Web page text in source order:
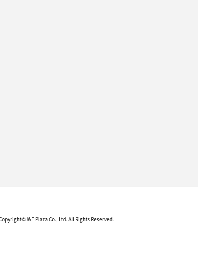
Plaza Co., Ltd. All Rights Reserved.